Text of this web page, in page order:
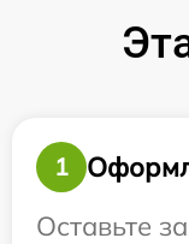
1
Оставьте